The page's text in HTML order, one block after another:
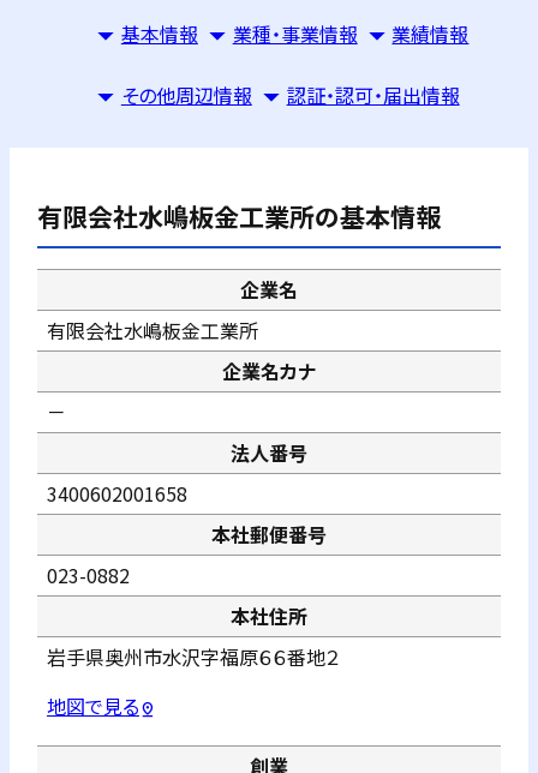
基本情報 業種・事業情報 業績情報
その他周辺情報 認証・認可・届出情報
有限会社水嶋板金工業所の基本情報
企業名
有限会社水嶋板金工業所
企業名カナ
－
法人番号
3400602001658
本社郵便番号
023-0882
本社住所
岩手県奥州市水沢字福原６６番地２
地図で見るpin_drop
創業